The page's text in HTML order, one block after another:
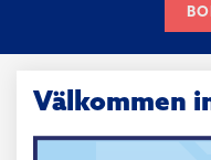
Välkommen